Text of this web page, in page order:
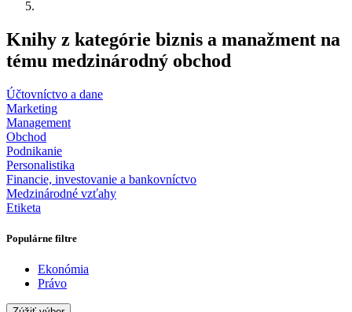
Knihy z kategórie biznis a manažment na
tému medzinárodný obchod
Účtovníctvo a dane
Marketing
Management
Obchod
Podnikanie
Personalistika
Financie, investovanie a bankovníctvo
Medzinárodné vzťahy
Etiketa
Populárne filtre
Ekonómia
Právo